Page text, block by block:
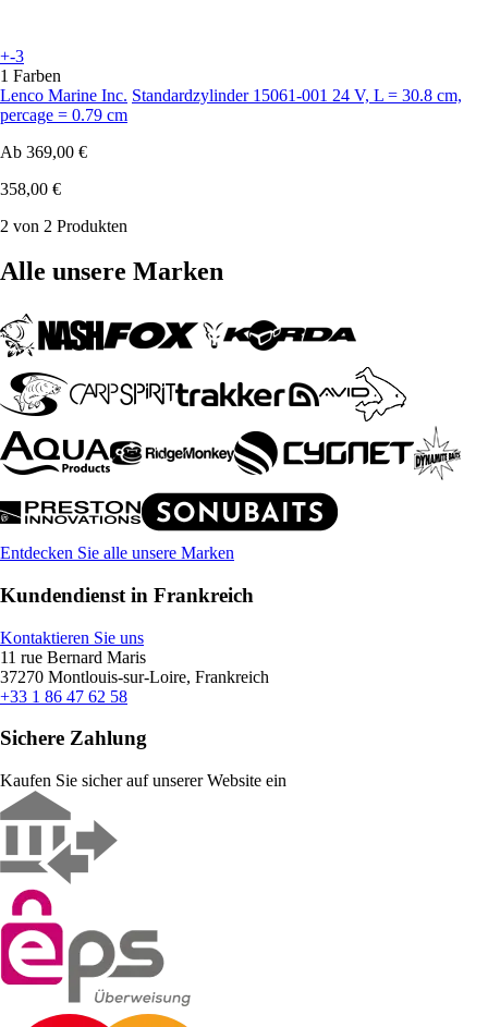
+-3
1 Farben
Lenco Marine Inc. Standardzylinder 15061-001 24 V, L = 30.8 cm,
percage = 0.79 cm
Ab 369,00 €
358,00 €
2 von 2 Produkten
Alle unsere Marken
Entdecken Sie alle unsere Marken
Kundendienst in Frankreich
Kontaktieren Sie uns
11 rue Bernard Maris
37270 Montlouis-sur-Loire, Frankreich
+33 1 86 47 62 58
Sichere Zahlung
Kaufen Sie sicher auf unserer Website ein